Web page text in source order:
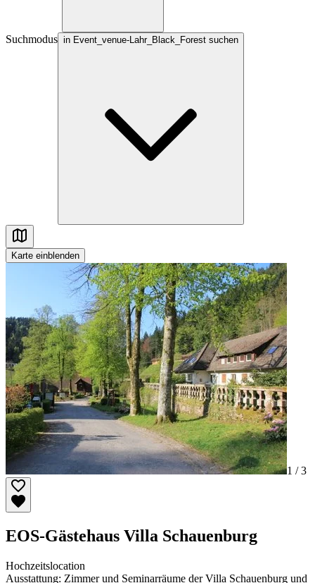
Suchmodus in Event_venue-Lahr_Black_Forest suchen
Karte einblenden
1 /3
EOS-Gästehaus Villa Schauenburg
Hochzeitslocation
Ausstattung: Zimmer und Seminarräume der Villa Schauenburg und